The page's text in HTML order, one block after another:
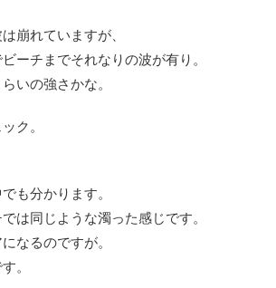
崩れていますが、
ーチまでそれなりの波が有り。
いの強さかな。
ク。
も分かります。
は同じような濁った感じです。
なるのですが。
。